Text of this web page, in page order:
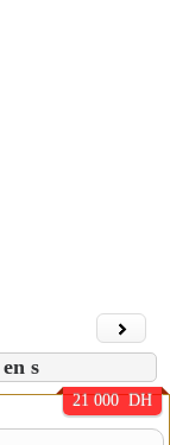
s
21 000 DH